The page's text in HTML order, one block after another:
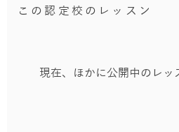
この認定校のレッスン
現在、ほかに公開中のレッ